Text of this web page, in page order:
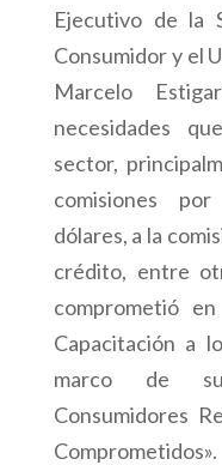
Ejecutivo de la
Consumidor y el
Marcelo
necesidades
sector,
comisiones
dólares, a la
crédito, entre
comprometió
Capacitación a
marco de su
Consumidores
Comprometidos».